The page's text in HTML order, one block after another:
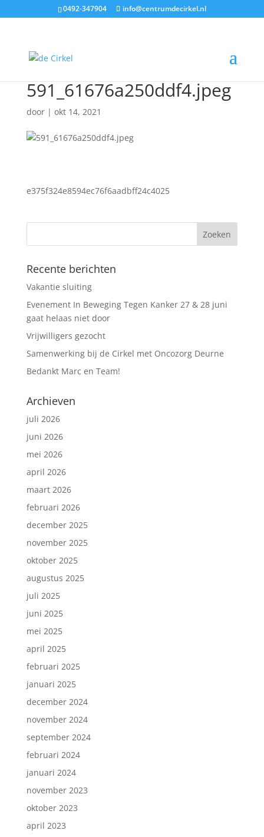
0492-347904 info@centrumdecirkel.nl
591_61676a250ddf4.jpeg
door | okt 14, 2021
e375f324e8594ec76f6aadbff24c4025
Recente berichten
Vakantie sluiting
Evenement In Beweging Tegen Kanker 27 & 28 juni
gaat helaas niet door
Vrijwilligers gezocht
Samenwerking bij de Cirkel met Oncozorg Deurne
Bedankt Marc en Team!
Archieven
juli 2026
juni 2026
mei 2026
april 2026
maart 2026
februari 2026
december 2025
november 2025
oktober 2025
augustus 2025
juli 2025
juni 2025
mei 2025
april 2025
februari 2025
januari 2025
december 2024
november 2024
september 2024
februari 2024
januari 2024
november 2023
oktober 2023
april 2023